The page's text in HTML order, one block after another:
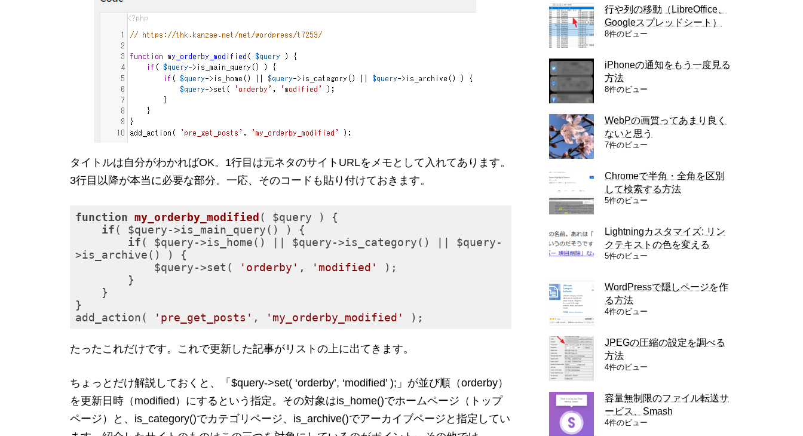
タイトルは自分がわかればOK。1行目は元ネタのサイトURLをメモとして入れてあります。
3行目以降が本当に必要な部分。一応、そのコードも貼り付けておきます。
function my_orderby_modified( $query )
{
if( $query->is_main_query() ) {
if( $query->is_home() || $query->is_category() || $query-
>is_archive() ) {
            $query->set(
'orderby' , 'modified'
);
}
add_action(
'pre_get_posts' , 'my_orderby_modified' );
たったこれだけです。これで更新した記事がリストの上に出てきます。
ちょっとだけ解説しておくと、「$query->set( ‘orderby’, ‘modified’ );」が並び順（orderby）
を更新日時（modified）にするという指定。その対象はis_home()でホームページ（トップ
ページ）と、is_category()でカテゴリページ、is_archive()でアーカイブページと指定してい
行や列の移動（LibreOffice、
Googleスプレッドシート）
8件のビュー
iPhoneの通知をもう一度見る
方法
8件のビュー
WebPの画質ってあまり良く
ないと思う
7件のビュー
Chromeで半角・全角を区別
して検索する方法
5件のビュー
Lightningカスタマイズ: リン
クテキストの色を変える
5件のビュー
WordPressで隠しページを作
る方法
4件のビュー
JPEGの圧縮の設定を調べる
方法
4件のビュー
容量無制限のファイル転送サ
ービス、Smash
4件のビュー